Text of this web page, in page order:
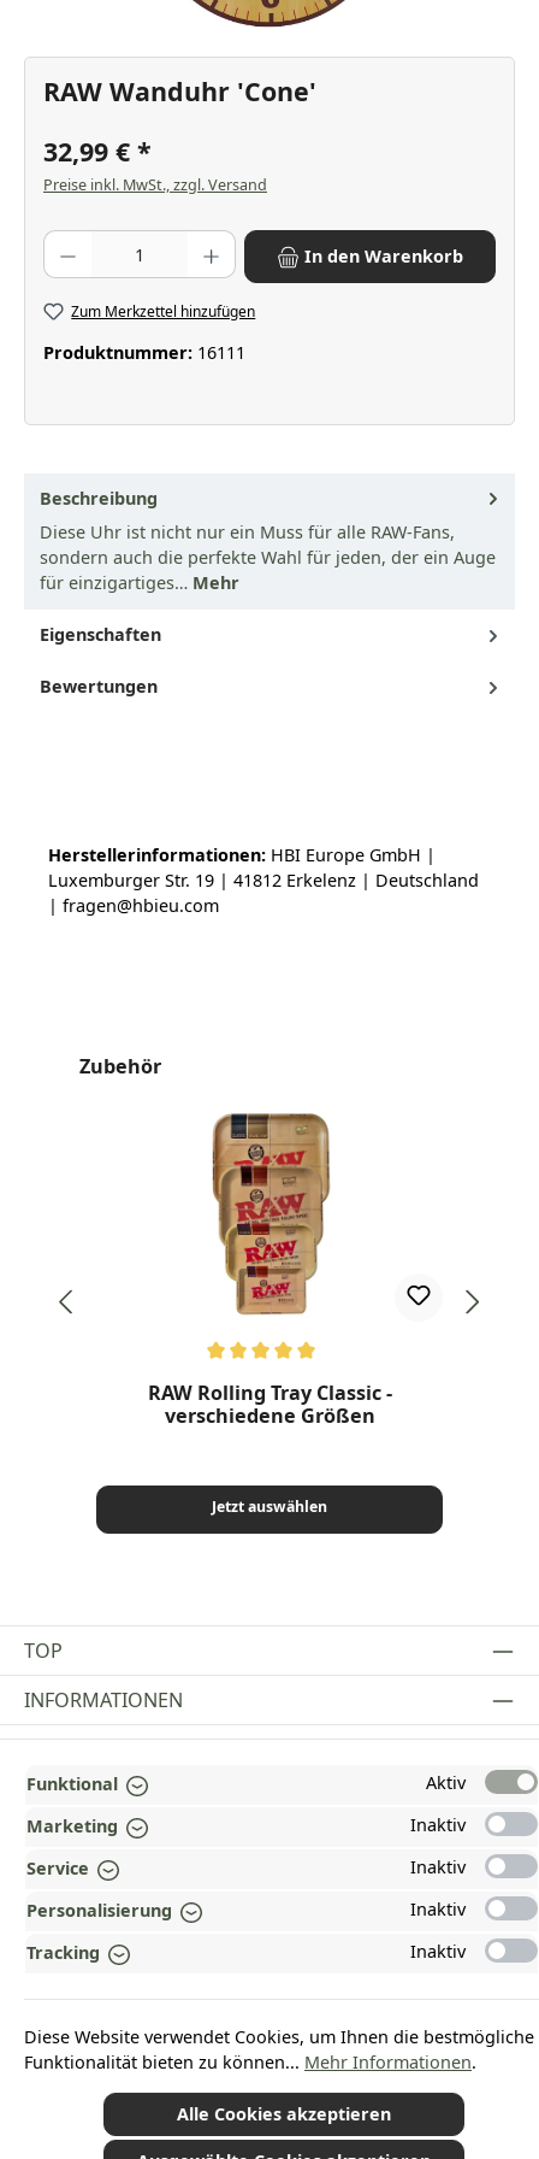
RAW Wanduhr 'Cone'
32,99 €
Preise inkl. MwSt., zzgl. Versand
Produkt Anzahl: Gib den gewünschten Wert ein oder benutze die
In den Warenkorb
Zum Merkzettel hinzufügen
Produktnummer: 16111
Beschreibung
Diese Uhr ist nicht nur ein Muss für alle RAW-Fans,
sondern auch die perfekte Wahl für jeden, der ein Auge
für einzigartiges… Mehr
Eigenschaften
Bewertungen
Herstellerinformationen: HBI Europe GmbH |
Luxemburger Str. 19 | 41812 Erkelenz | Deutschland
| fragen@hbieu.com
Produktgalerie überspringen
Zubehör
RAW Rolling Tray Classic -
verschiedene Größen
Jetzt auswählen
TOP
Vertrag widerrufen
INFORMATIONEN
ZAHLUNGS- UND VERSANDARTEN
WARUM HEAD-SHOP.DE?
UNSERE COMMUNITIES
*Alle Preise inkl. gesetzl. Mehrwertsteuer zzgl.Versandkostenund ggf.
Funktional
Aktiv
Marketing
Inaktiv
Service
Inaktiv
Personalisierung
Inaktiv
Tracking
Inaktiv
Diese Website verwendet Cookies, um Ihnen die bestmögliche
Funktionalität bieten zu können... Mehr Informationen.
Alle Cookies akzeptieren